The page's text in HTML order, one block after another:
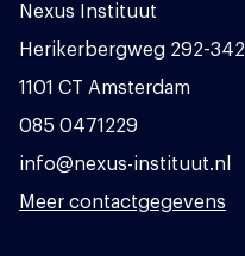
Nexus Instituut
Herikerbergweg 292-342
1101 CT Amsterdam
085 0471229
info@nexus-instituut.nl
Meer contactgegevens